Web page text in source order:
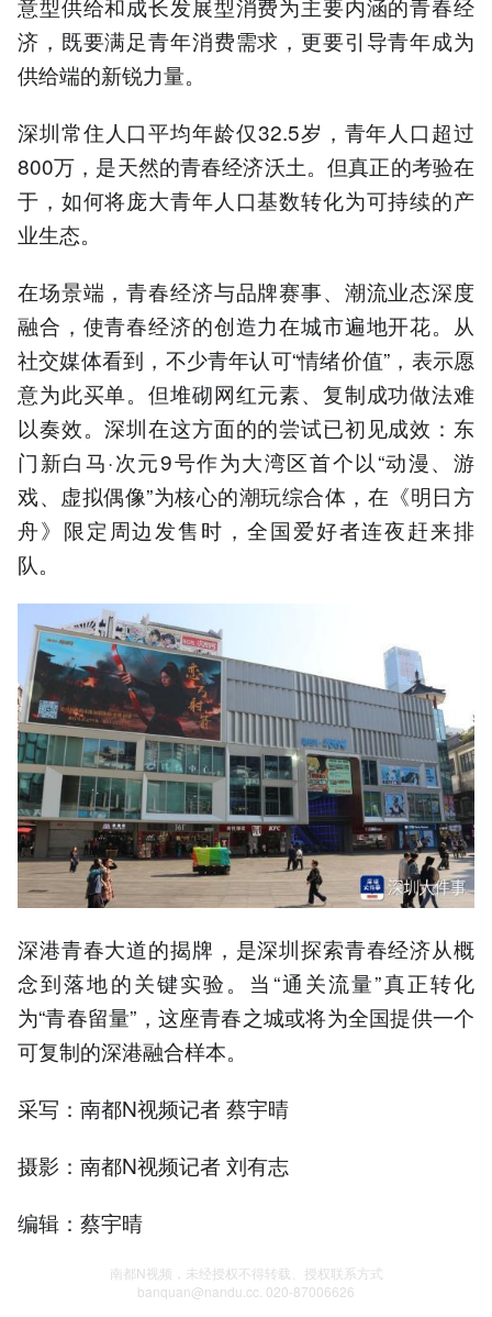
济，既要满足青年消费需求，更要引导青年成为
供给端的新锐力量。
深圳常住人口平均年龄仅32.5岁，青年人口超过
800万，是天然的青春经济沃土。但真正的考验在
于，如何将庞大青年人口基数转化为可持续的产
业生态。
在场景端，青春经济与品牌赛事、潮流业态深度
融合，使青春经济的创造力在城市遍地开花。从
社交媒体看到，不少青年认可“情绪价值”，表示愿
意为此买单。但堆砌网红元素、复制成功做法难
以奏效。深圳在这方面的的尝试已初见成效：东
门新白马·次元9号作为大湾区首个以“动漫、游
戏、虚拟偶像”为核心的潮玩综合体，在《明日方
舟》限定周边发售时，全国爱好者连夜赶来排
队。
深港青春大道的揭牌，是深圳探索青春经济从概
念到落地的关键实验。当“通关流量”真正转化
为“青春留量”，这座青春之城或将为全国提供一个
可复制的深港融合样本。
采写：南都N视频记者 蔡宇晴
摄影：南都N视频记者 刘有志
编辑：蔡宇晴
南都N视频，未经授权不得转载、授权联系方式
banquan@nandu.cc. 020-87006626